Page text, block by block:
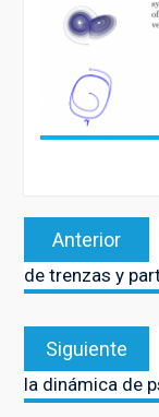
Navegación
entradas
Anterior
de trenzas y
Siguiente
la dinámica de